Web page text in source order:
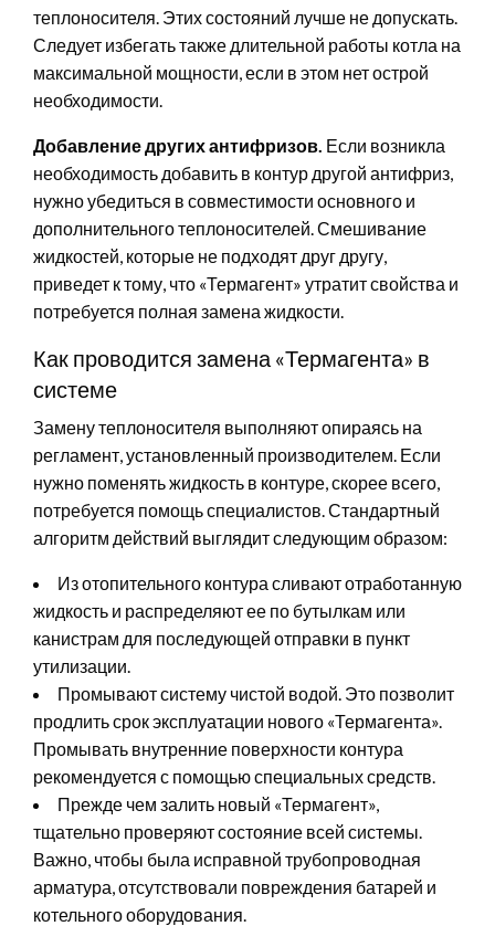
теплоносителя. Этих состояний лучше не допускать.
Следует избегать также длительной работы котла на
максимальной мощности, если в этом нет острой
необходимости.
Добавление других антифризов. Если возникла
необходимость добавить в контур другой антифриз,
нужно убедиться в совместимости основного и
дополнительного теплоносителей. Смешивание
жидкостей, которые не подходят друг другу,
приведет к тому, что «Термагент» утратит свойства и
потребуется полная замена жидкости.
Как проводится замена «Термагента» в
системе
Замену теплоносителя выполняют опираясь на
регламент, установленный производителем. Если
нужно поменять жидкость в контуре, скорее всего,
потребуется помощь специалистов. Стандартный
алгоритм действий выглядит следующим образом:
Из отопительного контура сливают отработанную
жидкость и распределяют ее по бутылкам или
канистрам для последующей отправки в пункт
утилизации.
Промывают систему чистой водой. Это позволит
продлить срок эксплуатации нового «Термагента».
Промывать внутренние поверхности контура
рекомендуется с помощью специальных средств.
Прежде чем залить новый «Термагент»,
тщательно проверяют состояние всей системы.
Важно, чтобы была исправной трубопроводная
арматура, отсутствовали повреждения батарей и
котельного оборудования.